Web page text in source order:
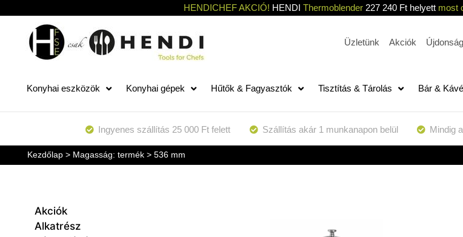
HENDICHEF AKCIÓ! HENDI Thermoblender227 240 Ft helyett most
Üzletünk Akciók
Konyhai eszközök Konyhai gépek Hűtők & Fagyasztók Tisztítás & Tárolás Bár & Kávé
Ingyenes szállítás 25 000 Ft felett Szállítás akár 1 munkanapon belül Mindig
Kezdőlap> Magasság: termék > 536 mm
Akciók
Alkatrész